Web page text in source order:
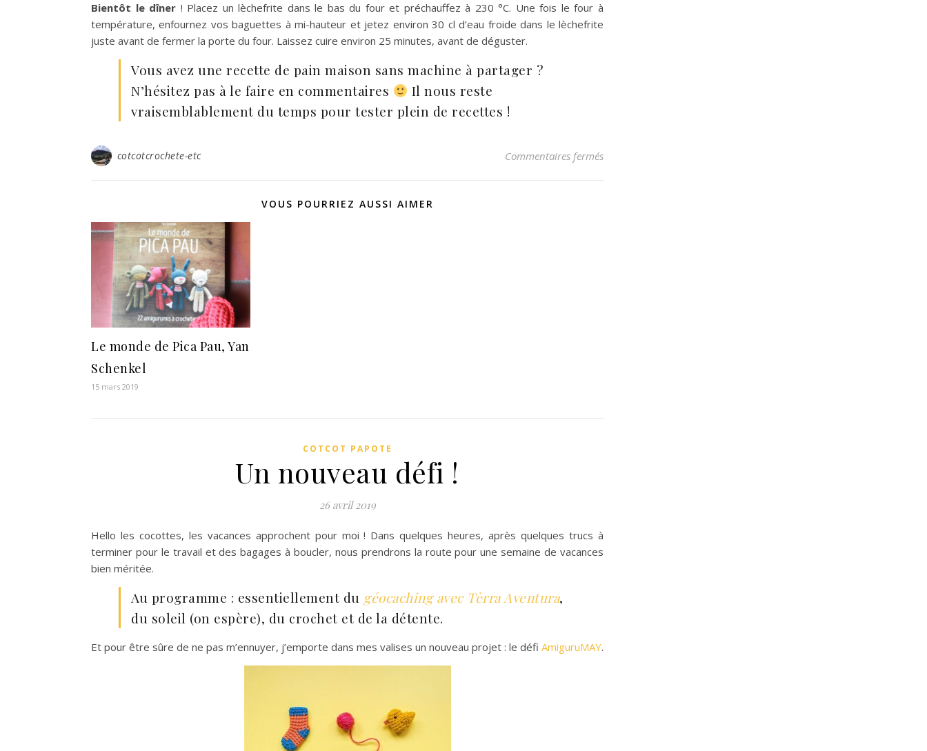
Bientôt le dîner ! Placez un lèchefrite dans le bas du four et préchauffez à 230 °C. Une fois le four à
température, enfournez vos baguettes à mi-hauteur et jetez environ 30 cl d’eau froide dans le lèchefrite
juste avant de fermer la porte du four. Laissez cuire environ 25 minutes, avant de déguster.
Vous avez une recette de pain maison sans machine à partager ?
N’hésitez pas à le faire en commentaires
Il nous reste
vraisemblablement du temps pour tester plein de recettes !
cotcotcrochete-etc Commentaires ferméssur Ne nous laissons pas mener à la baguette !
VOUS POURRIEZ AUSSI AIMER
Le monde de Pica Pau, Yan
Schenkel
15 mars 2019
COTCOT PAPOTE
Un nouveau défi !
26 avril 2019
Hello les cocottes, les vacances approchent pour moi ! Dans quelques heures, après quelques trucs à
terminer pour le travail et des bagages à boucler, nous prendrons la route pour une semaine de vacances
bien méritée.
Au programme : essentiellement du géocaching avec Tèrra Aventura,
du soleil (on espère), du crochet et de la détente.
Et pour être sûre de ne pas m’ennuyer, j’emporte dans mes valises un nouveau projet : le défi AmiguruMAY.